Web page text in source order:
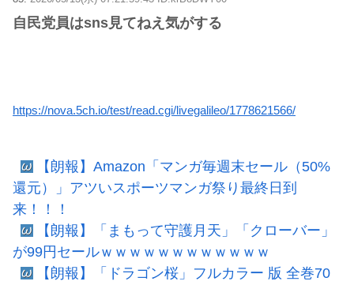
自民党員はsns見てねえ気がする
https://nova.5ch.io/test/read.cgi/livegalileo/1778621566/
【朗報】Amazon「マンガ毎週末セール（50%
還元）」アツいスポーツマンガ祭り最終日到
来！！！
【朗報】「まもって守護月天」「クローバー」
が99円セールｗｗｗｗｗｗｗｗｗｗｗｗ
【朗報】「ドラゴン桜」フルカラー 版 全巻70